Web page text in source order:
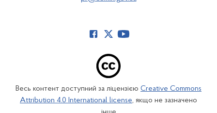
Весь контент доступний за ліцензією Creative Commons
Attribution 4.0 International license, якщо не зазначено